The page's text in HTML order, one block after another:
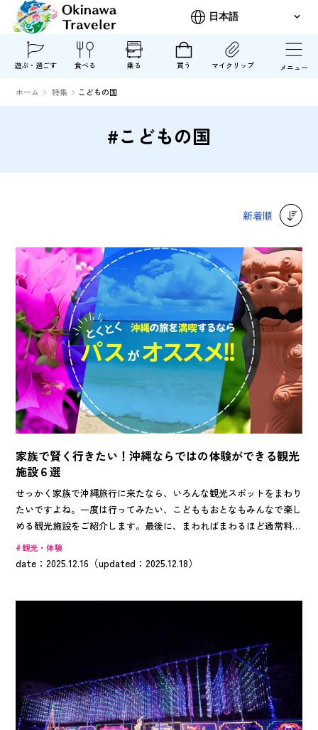
遊ぶ・過ごす 食べる 乗る 買う マイクリップ メニュー
ホーム 特集 こどもの国
#こどもの国
新着順
家族で賢く行きたい！沖縄ならではの体験ができる観光
施設６選
せっかく家族で沖縄旅行に来たなら、いろんな観光スポットをまわり
たいですよね。一度は行ってみたい、こどももおとなもみんなで楽し
める観光施設をご紹介します。最後に、まわればまわるほど通常料金
よりおトクに行けちゃう方法をご紹介しますので旅行計画の参考にし
てみてくださいね。
観光・体験
date：2025.12.16（updated：2025.12.18）